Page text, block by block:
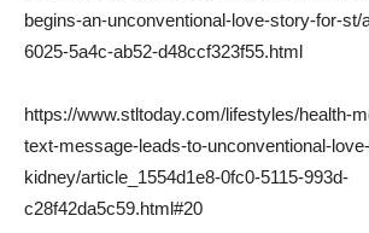
begins-an-unconventional-love-story-for-st/
6025-5a4c-ab52-d48ccf323f55.html
https://www.stltoday.com/lifestyles/health-
text-message-leads-to-unconventional-
kidney/article_1554d1e8-0fc0-5115-993d-
c28f42da5c59.html#20